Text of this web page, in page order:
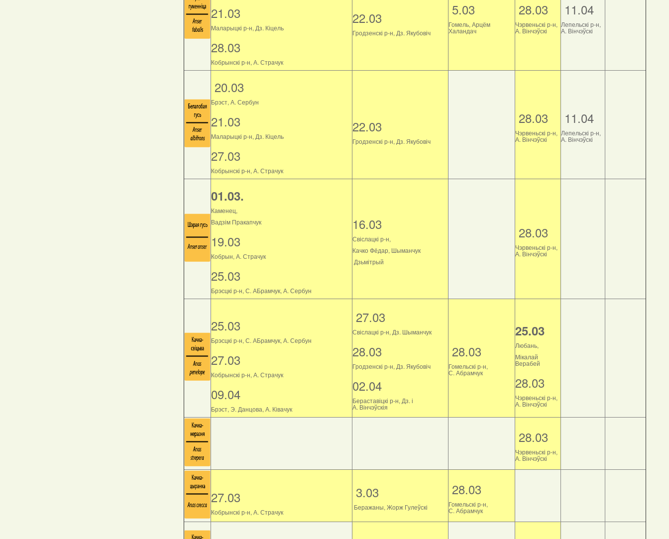
21.03
Маларыцкі р-н, Дз. Кіцель
28.03
Кобрынскі р-н, А. Страчук
22.03
Гродзенскі р-н, Дз. Якубовіч
5.03
Гомель, Арцём
Халандач
28.03
Чэрвеньскі р-н,
А. Вінчэўскі
11.04
Лепельскі р-н,
А. Вінчэўскі
20.03
Брэст, А. Сербун
21.03
Маларыцкі р-н, Дз. Кіцель
27.03
Кобрынскі р-н, А. Страчук
22.03
Гродзенскі р-н, Дз. Якубовіч
28.03
Чэрвеньскі р-н,
А. Вінчэўскі
11.04
Лепельскі р-н,
А. Вінчэўскі
01.03.
Каменец,
Вадзім Пракапчук
19.03
Кобрын, А. Страчук
25.03
Брэсцкі р-н, С. АБрамчук, А. Сербун
16.03
Свіслацкі р-н,
Качко Фёдар, Шыманчук
Дзьмітрый
28.03
Чэрвеньскі р-н,
А. Вінчэўскі
25.03
Брэсцкі р-н, С. АБрамчук, А. Сербун
27.03
Кобрынскі р-н, А. Страчук
09.04
Брэст, Э. Данцова, А. Ківачук
27.03
Свіслацкі р-н, Дз. Шыманчук
28.03
Гродзенскі р-н, Дз. Якубовіч
02.04
Бераставіцкі р-н, Дз. і
А. Вінчэўскія
28.03
Гомельскі р-н,
С. Абрамчук
25.03
Любань,
Мікалай
Верабей
28.03
Чэрвеньскі р-н,
А. Вінчэўскі
28.03
Чэрвеньскі р-н,
А. Вінчэўскі
27.03
Кобрынскі р-н, А. Страчук
3.03
Беражаны, Жорж Гулеўскі
28.03
Гомельскі р-н,
С. Абрамчук